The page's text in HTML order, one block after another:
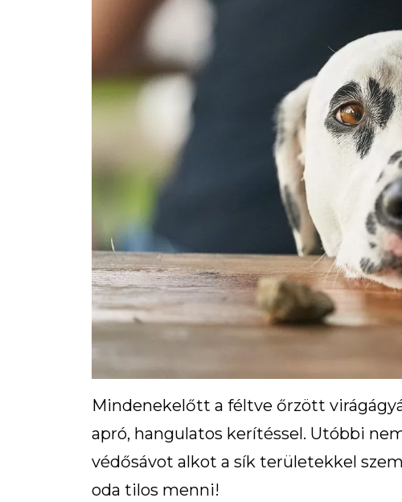
Mindenekelőtt a féltve őrzött
apró, hangulatos kerítéssel. Utóbbi
védősávot alkot a sík területekkel
oda tilos menni!